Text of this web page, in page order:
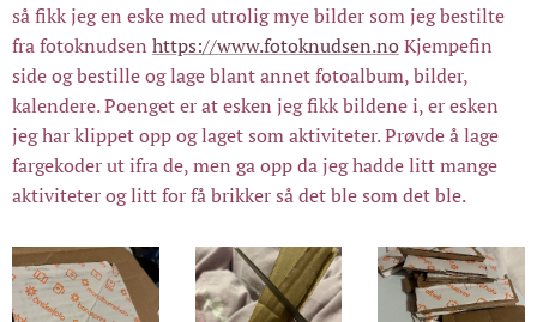
så fikk jeg en eske med utrolig mye bilder som jeg bestilte
fra fotoknudsen https://www.fotoknudsen.noKjempefin
side og bestille og lage blant annet fotoalbum, bilder,
kalendere. Poenget er at esken jeg fikk bildene i, er esken
jeg har klippet opp og laget som aktiviteter. Prøvde å lage
fargekoder ut ifra de, men ga opp da jeg hadde litt mange
aktiviteter og litt for få brikker så det ble som det ble.